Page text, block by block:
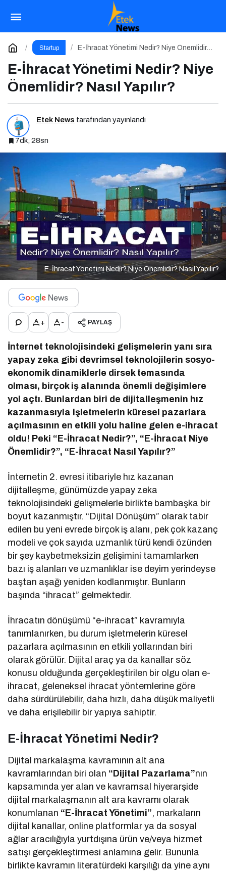
Startup
E-İhracat Yönetimi Nedir? Niye Önemlidir?
E-İhracat Yönetimi Nedir? Niye
Önemlidir? Nasıl Yapılır?
Etek News tarafından yayınlandı
7dk, 28sn
E-İhracat Yönetimi Nedir? Niye Önemlidir? Nasıl Yapılır?
+ - PAYLAŞ
İnternet teknolojisindeki gelişmelerin yanı sıra
yapay zeka gibi devrimsel teknolojilerin sosyo-
ekonomik dinamiklerle dirsek temasında
olması, birçok iş alanında önemli değişimlere
yol açtı. Bunlardan biri de dijitalleşmenin hız
kazanmasıyla işletmelerin küresel pazarlara
açılmasının en etkili yolu haline gelen e-ihracat
oldu! Peki “E-İhracat Nedir?”, “E-İhracat Niye
Önemlidir?”, “E-İhracat Nasıl Yapılır?”
İnternetin 2. evresi itibariyle hız kazanan
dijitalleşme, günümüzde yapay zeka
teknolojisindeki gelişmelerle birlikte bambaşka bir
boyut kazanmıştır. “Dijital Dönüşüm” olarak tabir
edilen bu yeni evrede birçok iş alanı, pek çok kazanç
modeli ve çok sayıda uzmanlık türü kendi özünden
bir şey kaybetmeksizin gelişimini tamamlarken
bazı iş alanları ve uzmanlıklar ise deyim yerindeyse
baştan aşağı yeniden kodlanmıştır. Bunların
başında “ihracat” gelmektedir.
İhracatın dönüşümü “e-ihracat” kavramıyla
tanımlanırken, bu durum işletmelerin küresel
pazarlara açılmasının en etkili yollarından biri
olarak görülür. Dijital araç ya da kanallar söz
konusu olduğunda gerçekleştirilen bir olgu olan e-
ihracat, geleneksel ihracat yöntemlerine göre
daha sürdürülebilir, daha hızlı, daha düşük maliyetli
ve daha erişilebilir bir yapıya sahiptir.
E-İhracat Yönetimi Nedir?
Dijital markalaşma kavramının alt ana
kavramlarından biri olan “Dijital Pazarlama”nın
kapsamında yer alan ve kavramsal hiyerarşide
dijital markalaşmanın alt ara kavramı olarak
konumlanan “E-İhracat Yönetimi”, markaların
dijital kanallar, online platformlar ya da sosyal
ağlar aracılığıyla yurtdışına ürün ve/veya hizmet
satışı gerçekleştirmesi anlamına gelir. Bununla
birlikte kavramın literatürdeki karşılığı da yine aynı
Ulaşılabilir Lüksün Yeni Yüzü
Yorum Yap